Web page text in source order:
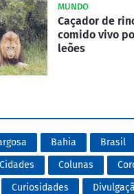
MUNDO
Caçador de
comido vivo
leões
Bahia Brasil
Cidades Colunas
Curiosidades